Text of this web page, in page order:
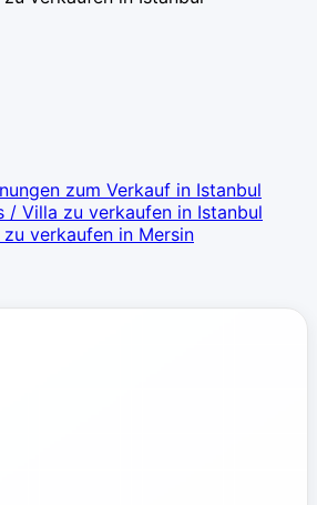
zum Verkauf in Istanbul
/ Villa zu verkaufen in Istanbul
verkaufen in Mersin